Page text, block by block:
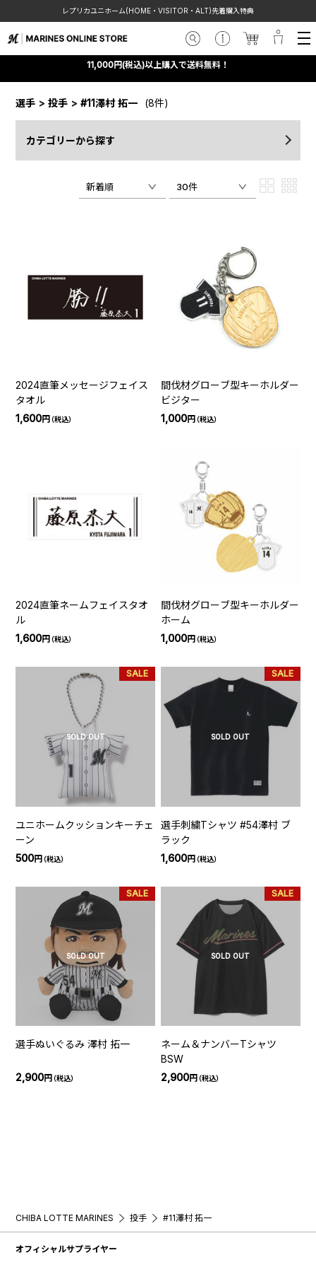
レプリカユニホーム(HOME・VISITOR・ALT)先着購入特典
11,000円(税込)以上購入で送料無料！
選手 >投手 >#11澤村 拓一 (8件)
カテゴリーから探す
新着順 30件
2024直筆メッセージフェイス
タオル
1,600円（税込）
間伐材グローブ型キーホルダー
ビジター
1,000円（税込）
2024直筆ネームフェイスタオ
ル
1,600円（税込）
間伐材グローブ型キーホルダー
ホーム
1,000円（税込）
SOLD OUT
SALE
ユニホームクッションキーチェ
ーン
500円（税込）
SOLD OUT
SALE
選手刺繍Tシャツ #54澤村 ブ
ラック
1,600円（税込）
SOLD OUT
SALE
選手ぬいぐるみ 澤村 拓一
2,900円（税込）
SOLD OUT
SALE
ネーム＆ナンバーTシャツ
BSW
2,900円（税込）
CHIBA LOTTE MARINES 投手 #11澤村 拓一
オフィシャルサプライヤー